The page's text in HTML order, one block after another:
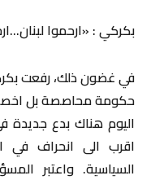
بكركي : «ارحموا
في غضون ذلك، رفعت
حكومة محاصصة بل
اليوم هناك بدع
اقرب الى انحراف في
السياسية. واعتبر